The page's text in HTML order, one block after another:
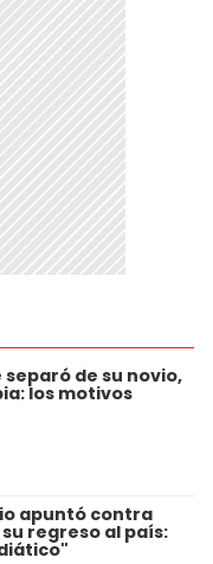
de su novio,
los motivos
apuntó contra
regreso al país: